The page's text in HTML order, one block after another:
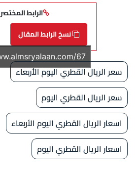
الرابط المختصر
نسخ الرابط المقال
سعر الريال القطري اليوم الأربعاء
سعر الريال القطري اليوم
اسعار الريال القطري اليوم الأربعاء
اسعار الريال القطري اليوم